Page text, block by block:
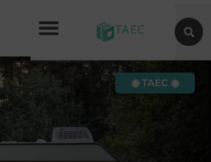
◉ TAEC ◉